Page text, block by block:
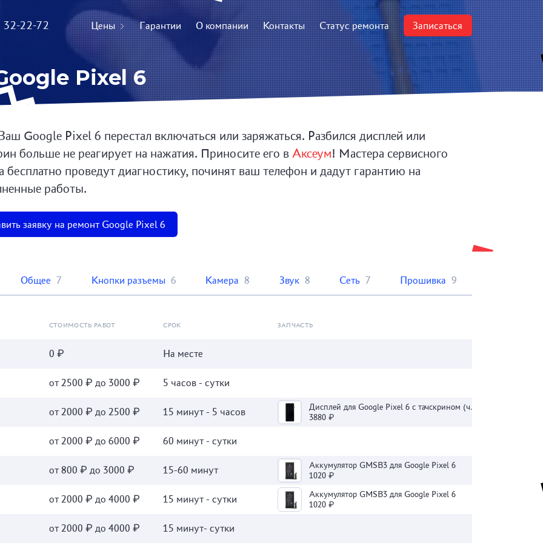
32-22-72 Цены Гарантии О компании Контакты Статус ремонта Записаться
Pixel 6
Google Pixel 6 перестал включаться или заряжаться. Разбился дисплей или
больше не реагирует на нажатия. Приносите его в Аксеум! Мастера сервисного
бесплатно проведут диагностику, починят ваш телефон и дадут гарантию на
работы.
заявку на ремонт Google Pixel 6
Общее 7 Кнопки разъемы 6 Камера 8 Звук 8 Сеть 7 Прошивка 9
СТОИМОСТЬ РАБОТ СРОК ЗАПЧАСТЬ
0 ₽ На месте
от 2500 ₽ до 3000 ₽ 5 часов - сутки
от 2000 ₽ до 2500 ₽ 15 минут - 5 часов
Дисплей для Google Pixel 6 с тачскрином (черный) - OLED
3880 ₽
от 2000 ₽ до 6000 ₽ 60 минут - сутки
от 800 ₽ до 3000 ₽ 15-60 минут
Аккумулятор GMSB3 для Google Pixel 6
1020 ₽
от 2000 ₽ до 4000 ₽ 15 минут - сутки
Аккумулятор GMSB3 для Google Pixel 6
1020 ₽
от 2000 ₽ до 4000 ₽ 15 минут- сутки